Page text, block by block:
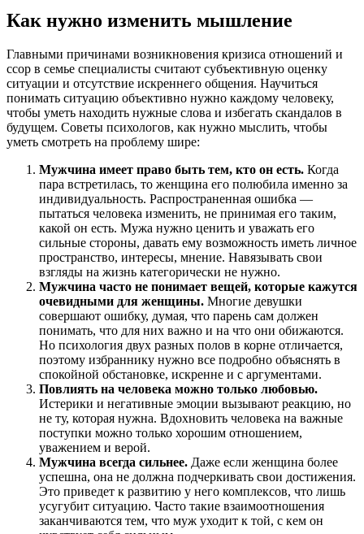
Как нужно изменить мышление
Главными причинами возникновения кризиса отношений и
ссор в семье специалисты считают субъективную оценку
ситуации и отсутствие искреннего общения. Научиться
понимать ситуацию объективно нужно каждому человеку,
чтобы уметь находить нужные слова и избегать скандалов в
будущем. Советы психологов, как нужно мыслить, чтобы
уметь смотреть на проблему шире:
Мужчина имеет право быть тем, кто он есть. Когда
пара встретилась, то женщина его полюбила именно за
индивидуальность. Распространенная ошибка —
пытаться человека изменить, не принимая его таким,
какой он есть. Мужа нужно ценить и уважать его
сильные стороны, давать ему возможность иметь личное
пространство, интересы, мнение. Навязывать свои
взгляды на жизнь категорически не нужно.
Мужчина часто не понимает вещей, которые кажутся
очевидными для женщины. Многие девушки
совершают ошибку, думая, что парень сам должен
понимать, что для них важно и на что они обижаются.
Но психология двух разных полов в корне отличается,
поэтому избраннику нужно все подробно объяснять в
спокойной обстановке, искренне и с аргументами.
Повлиять на человека можно только любовью.
Истерики и негативные эмоции вызывают реакцию, но
не ту, которая нужна. Вдохновить человека на важные
поступки можно только хорошим отношением,
уважением и верой.
Мужчина всегда сильнее. Даже если женщина более
успешна, она не должна подчеркивать свои достижения.
Это приведет к развитию у него комплексов, что лишь
усугубит ситуацию. Часто такие взаимоотношения
заканчиваются тем, что муж уходит к той, с кем он